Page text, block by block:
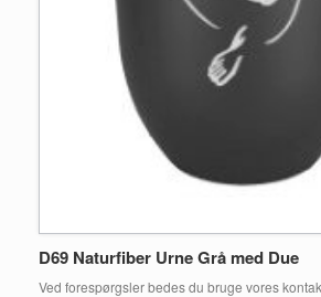
D69 Naturfiber Urne Grå med Due
Ved forespørgsler bedes du bruge vores